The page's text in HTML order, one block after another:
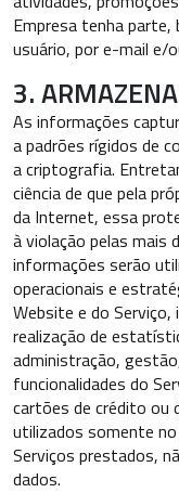
Empresa tenha
usuário, por e-mail e/
3.
As informações
a padrões rígidos de
a criptografia.
ciência de que pela
da Internet, essa
à violação pelas mais
informações serão
operacionais e
Website e do
realização de
administração,
funcionalidades do
cartões de crédito ou
utilizados somente
Serviços prestados,
dados.